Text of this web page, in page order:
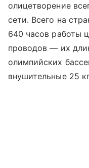
олицетворение
сети. Всего на
640 часов работы
проводов — их
олимпийских
внушительные 25